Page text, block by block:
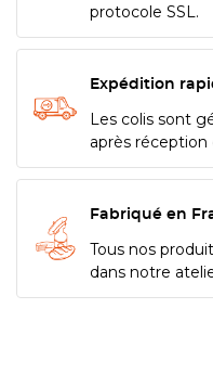
protocole SSL.
Expédition
Les colis sont
après
Fabriqué en
Tous nos
dans notre